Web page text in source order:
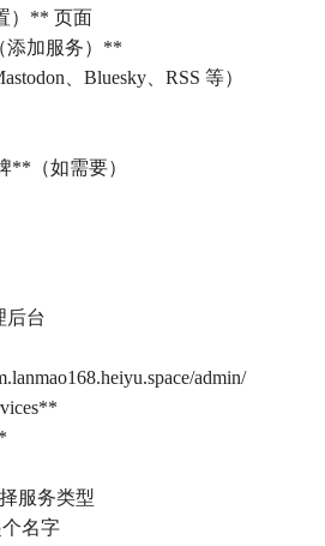
）** 页面
添加服务）**
、Bluesky、RSS 等）
**（如需要）
后台
admin/
服务类型
名字